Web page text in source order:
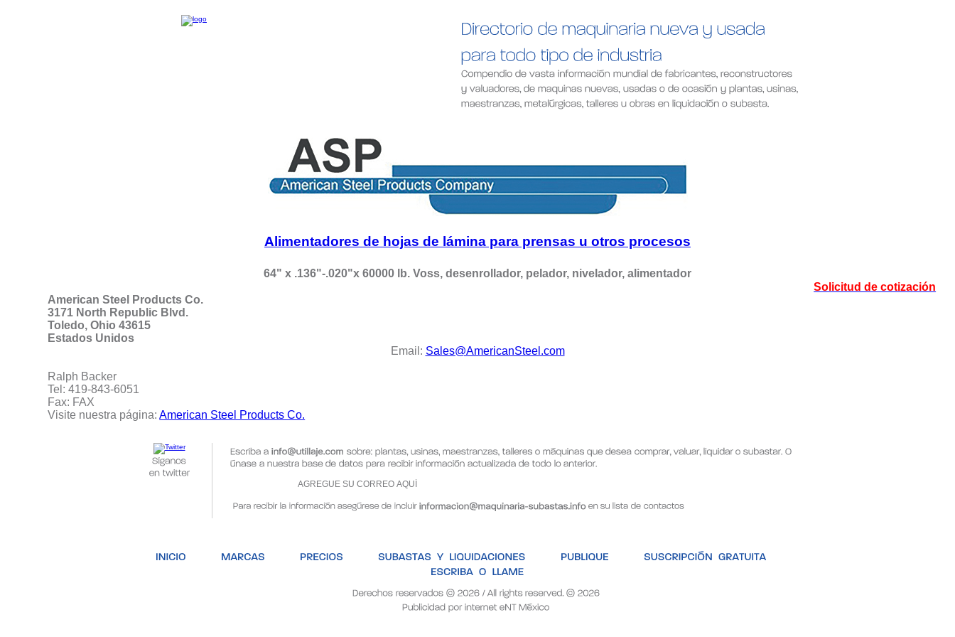
Alimentadores de hojas de lámina para prensas u otros procesos
64" x .136"-.020"x 60000 lb. Voss, desenrollador, pelador, nivelador, alimentador
Solicitud de cotización
American Steel Products Co.
3171 North Republic Blvd.
Toledo, Ohio 43615
Estados Unidos
Email: Sales@AmericanSteel.com
Ralph Backer
Tel: 419-843-6051
Fax: FAX
Visite nuestra página:American Steel Products Co.